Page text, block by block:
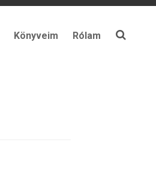
Könyveim Rólam